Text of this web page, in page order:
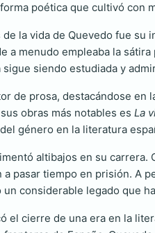
poética que cultivó con
la vida de Quevedo fue
a menudo empleaba la
siendo estudiada y
de prosa, destacándose
obras más notables es La
género en la literatura
altibajos en su
pasar tiempo en prisión. A
considerable legado que
el cierre de una era en la